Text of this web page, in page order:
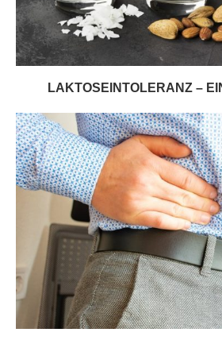
LAKTOSEINTOLERANZ –